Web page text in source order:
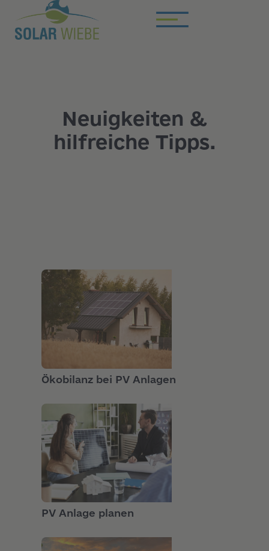
Neuigkeiten &
hilfreiche Tipps.
GRUNDLAGEN
Ökobilanz bei PV Anlagen
GRUNDLAGEN
PV Anlage planen